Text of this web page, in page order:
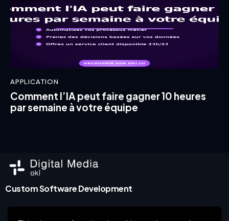
APPLICATION
Comment l’IA peut faire gagner 10 heures
par semaine à votre équipe
Custom Software Development